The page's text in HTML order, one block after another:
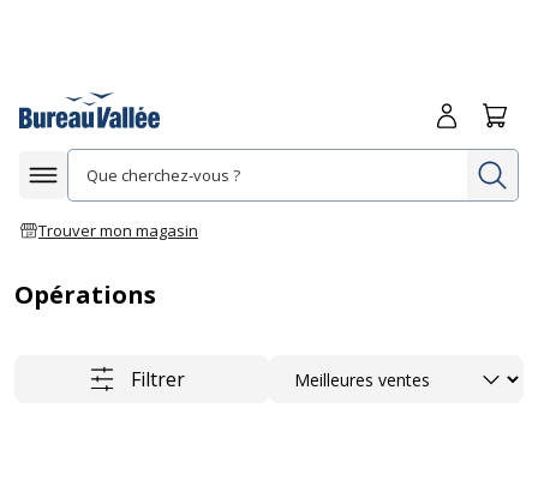
Afficher la navigation
Trouver mon magasin
Me
Opérations
Filtrer Trier